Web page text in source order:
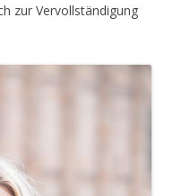
zur Vervollständigung